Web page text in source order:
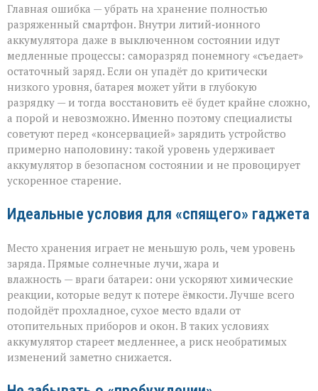
Главная ошибка — убрать на хранение полностью
разряженный смартфон. Внутри литий‑ионного
аккумулятора даже в выключенном состоянии идут
медленные процессы: саморазряд понемногу «съедает»
остаточный заряд. Если он упадёт до критически
низкого уровня, батарея может уйти в глубокую
разрядку — и тогда восстановить её будет крайне сложно,
а порой и невозможно. Именно поэтому специалисты
советуют перед «консервацией» зарядить устройство
примерно наполовину: такой уровень удерживает
аккумулятор в безопасном состоянии и не провоцирует
ускоренное старение.
Идеальные условия для «спящего» гаджета
Место хранения играет не меньшую роль, чем уровень
заряда. Прямые солнечные лучи, жара и
влажность — враги батареи: они ускоряют химические
реакции, которые ведут к потере ёмкости. Лучше всего
подойдёт прохладное, сухое место вдали от
отопительных приборов и окон. В таких условиях
аккумулятор стареет медленнее, а риск необратимых
изменений заметно снижается.